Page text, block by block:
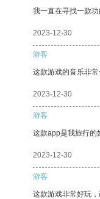
我一直在寻找一款
2023-12-30
游客
这款游戏的音乐非常
2023-12-30
游客
这款app是我旅行的
2023-12-30
游客
这款游戏非常好玩